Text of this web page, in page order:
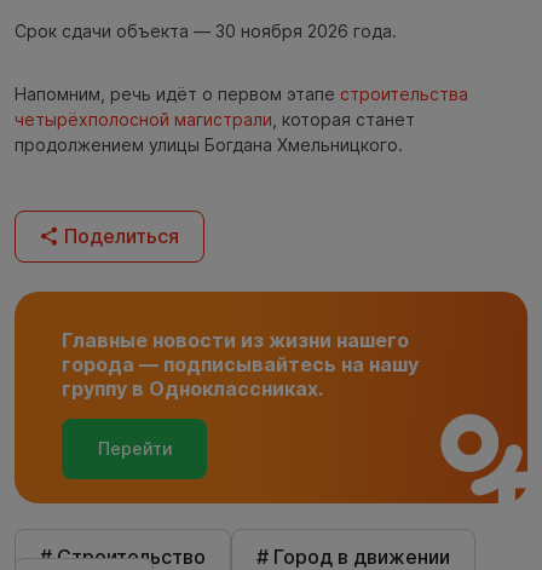
Срок сдачи объекта — 30 ноября 2026 года.
Напомним, речь идёт о первом этапе строительства
четырёхполосной магистрали , которая станет
продолжением улицы Богдана Хмельницкого.
Поделиться
Главные новости из жизни нашего
города — подписывайтесь на нашу
группу в Одноклассниках.
Перейти
# Строительство
# Город в движении